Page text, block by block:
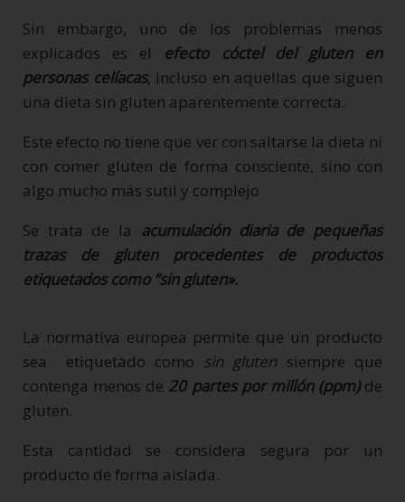
Sin embargo, uno de los problemas menos
explicados es el efecto cóctel del gluten en
personas celíacas, incluso en aquellas que siguen
una dieta sin gluten aparentemente correcta.
Este efecto no tiene que ver con saltarse la dieta ni
con comer gluten de forma consciente, sino con
algo mucho más sutil y complejo
Se trata de la acumulación diaria de pequeñas
trazas de gluten procedentes de productos
etiquetados como “sin gluten».
La normativa europea permite que un producto
sea etiquetado como
sin glutensiempre que
contenga menos de 20 partes por millón (ppm) de
gluten.
Esta cantidad se considera segura por un
producto de forma aislada.